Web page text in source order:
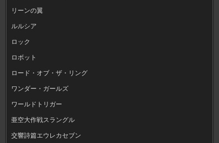
リーンの翼
ルルシア
ロック
ロボット
ロード・オブ・ザ・リング
ワンダー・ガールズ
ワールドトリガー
亜空大作戦スラングル
交響詩篇エウレカセブン